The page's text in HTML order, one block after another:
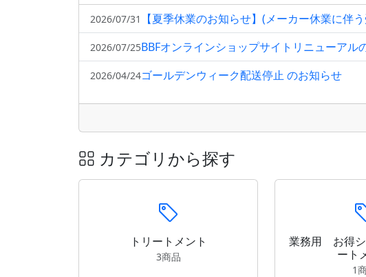
2026/07/31 【夏季休業のお知らせ】(メーカー休業に伴
2026/07/25BBFオンラインショップサイトリニューアル
2026/04/24ゴールデンウィーク配送停止 のお知らせ
カテゴリから探す
トリートメント
3商品
業務用 お得シ
ート
1